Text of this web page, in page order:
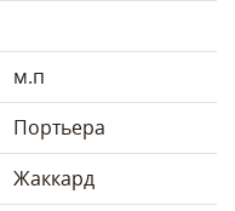
м.п
Портьера
Жаккард